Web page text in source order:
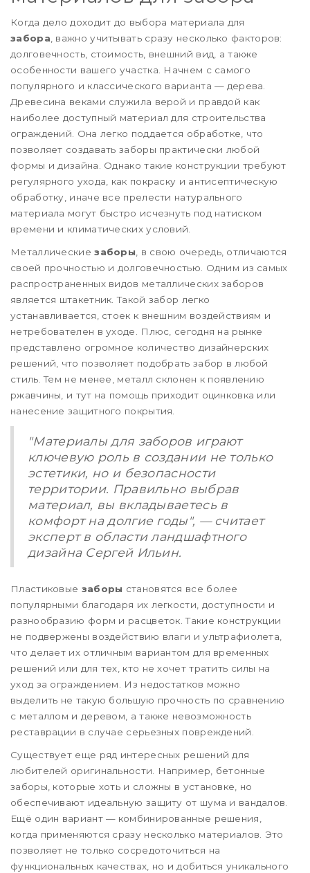
Когда дело доходит до выбора материала для
забора , важно учитывать сразу несколько факторов:
долговечность, стоимость, внешний вид, а также
особенности вашего участка. Начнем с самого
популярного и классического варианта — дерева.
Древесина веками служила верой и правдой как
наиболее доступный материал для строительства
ограждений. Она легко поддается обработке, что
позволяет создавать заборы практически любой
формы и дизайна. Однако такие конструкции требуют
регулярного ухода, как покраску и антисептическую
обработку, иначе все прелести натурального
материала могут быстро исчезнуть под натиском
времени и климатических условий.
Металлическиезаборы , в свою очередь, отличаются
своей прочностью и долговечностью. Одним из самых
распространенных видов металлических заборов
является штакетник. Такой забор легко
устанавливается, стоек к внешним воздействиям и
нетребователен в уходе. Плюс, сегодня на рынке
представлено огромное количество дизайнерских
решений, что позволяет подобрать забор в любой
стиль. Тем не менее, металл склонен к появлению
ржавчины, и тут на помощь приходит оцинковка или
нанесение защитного покрытия.
"Материалы для заборов играют
ключевую роль в создании не только
эстетики, но и безопасности
территории. Правильно выбрав
материал, вы вкладываетесь в
комфорт на долгие годы", — считает
эксперт в области ландшафтного
дизайна Сергей Ильин.
Пластиковые заборы становятся все более
популярными благодаря их легкости, доступности и
разнообразию форм и расцветок. Такие конструкции
не подвержены воздействию влаги и ультрафиолета,
что делает их отличным вариантом для временных
решений или для тех, кто не хочет тратить силы на
уход за ограждением. Из недостатков можно
выделить не такую большую прочность по сравнению
с металлом и деревом, а также невозможность
реставрации в случае серьезных повреждений.
Существует еще ряд интересных решений для
любителей оригинальности. Например, бетонные
заборы, которые хоть и сложны в установке, но
обеспечивают идеальную защиту от шума и вандалов.
Ещё один вариант — комбинированные решения,
когда применяются сразу несколько материалов. Это
позволяет не только сосредоточиться на
функциональных качествах, но и добиться уникального